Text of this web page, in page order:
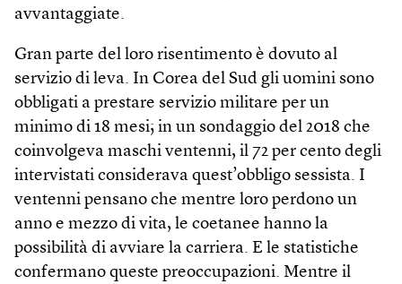
avvantaggiate.
Gran parte del loro risentimento è dovuto al
servizio di leva. In Corea del Sud gli uomini sono
obbligati a prestare servizio militare per un
minimo di 18 mesi; in un sondaggio del 2018 che
coinvolgeva maschi ventenni, il 72 per cento degli
intervistati considerava quest’obbligo sessista. I
ventenni pensano che mentre loro perdono un
anno e mezzo di vita, le coetanee hanno la
possibilità di avviare la carriera. E le statistiche
confermano queste preoccupazioni. Mentre il